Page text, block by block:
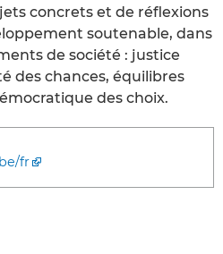
concrets et de réflexions
soutenable, dans
de société : justice
des chances, équilibres
des choix.
fr